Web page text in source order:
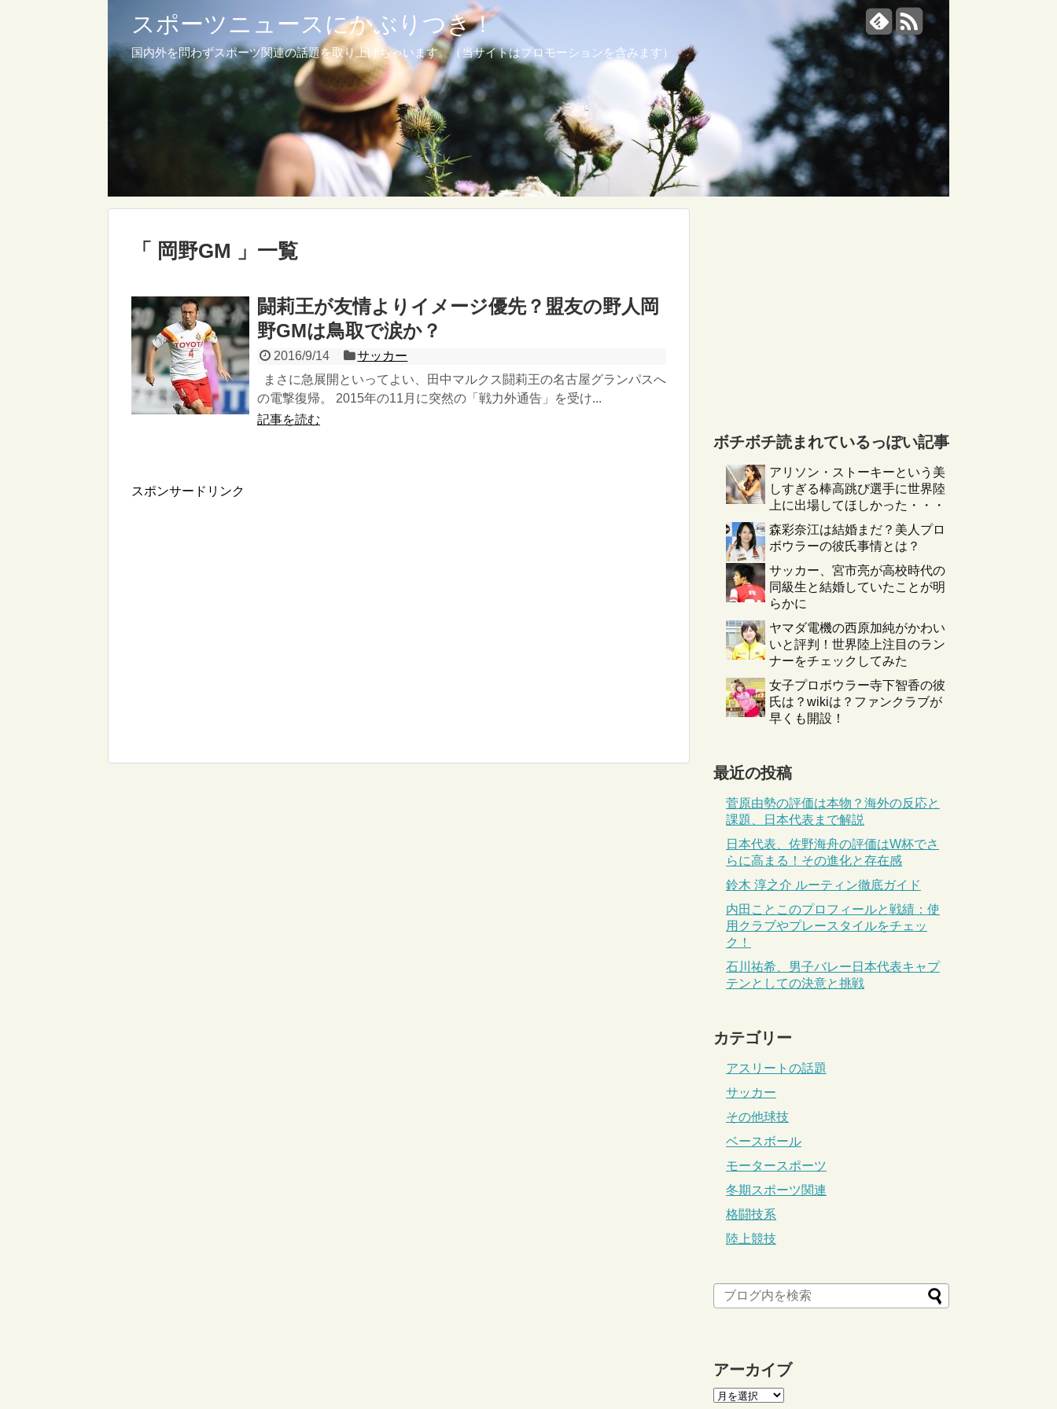
スポーツニュースにかぶりつき！
国内外を問わずスポーツ関連の話題を取り上げちゃいます。（当サイトはプロモーションを含みます）
「 岡野GM 」一覧
闘莉王が友情よりイメージ優先？盟友の野人岡
野GMは鳥取で涙か？
2016/9/14
サッカー
まさに急展開といってよい、田中マルクス闘莉王の名古屋グランパスへ
の電撃復帰。 2015年の11月に突然の「戦力外通告」を受け...
記事を読む
スポンサードリンク
ボチボチ読まれているっぽい記事
アリソン・ストーキーという美
しすぎる棒高跳び選手に世界陸
上に出場してほしかった・・・
森彩奈江は結婚まだ？美人プロ
ボウラーの彼氏事情とは？
サッカー、宮市亮が高校時代の
同級生と結婚していたことが明
らかに
ヤマダ電機の西原加純がかわい
いと評判！世界陸上注目のラン
ナーをチェックしてみた
女子プロボウラー寺下智香の彼
氏は？wikiは？ファンクラブが
早くも開設！
最近の投稿
菅原由勢の評価は本物？海外の反応と
課題、日本代表まで解説
日本代表、佐野海舟の評価はW杯でさ
らに高まる！その進化と存在感
鈴木 淳之介 ルーティン徹底ガイド
内田ことこのプロフィールと戦績：使
用クラブやプレースタイルをチェッ
ク！
石川祐希、男子バレー日本代表キャプ
テンとしての決意と挑戦
カテゴリー
アスリートの話題
サッカー
その他球技
ベースボール
モータースポーツ
冬期スポーツ関連
格闘技系
陸上競技
アーカイブ